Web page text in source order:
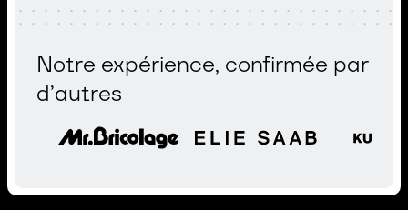
Notre expérience, confirmée par
d’autres